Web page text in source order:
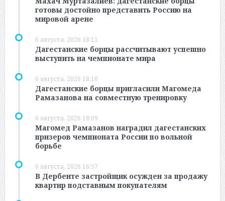
готовы достойно представить Россию на
мировой арене
6 августа, 2026 18:11
Дагестанские борцы рассчитывают успешно
выступить на чемпионате мира
6 августа, 2026 18:10
Дагестанские борцы пригласили Магомеда
Рамазанова на совместную тренировку
6 августа, 2026 18:09
Магомед Рамазанов наградил дагестанских
призеров чемпионата России по вольной
борьбе
6 августа, 2026 16:57
В Дербенте застройщик осужден за продажу
квартир подставным покупателям